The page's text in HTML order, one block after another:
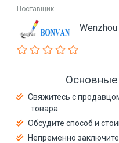
Поставщик
Основные
Свяжитесь с
товара
Обсудите способ и
Непременно